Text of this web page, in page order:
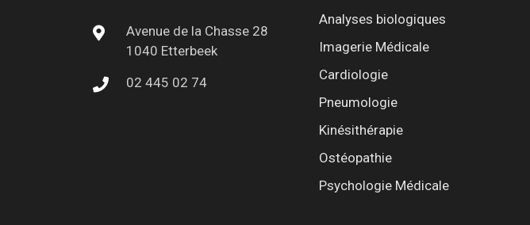
Avenue de la Chasse 28
1040 Etterbeek
02 445 02 74
Analyses biologiques
Imagerie Médicale
Cardiologie
Pneumologie
Kinésithérapie
Ostéopathie
Psychologie Médicale